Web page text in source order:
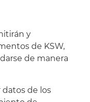
y
de KSW,
de manera
de los